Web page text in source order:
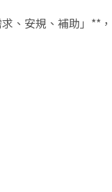
、安規、補助」**